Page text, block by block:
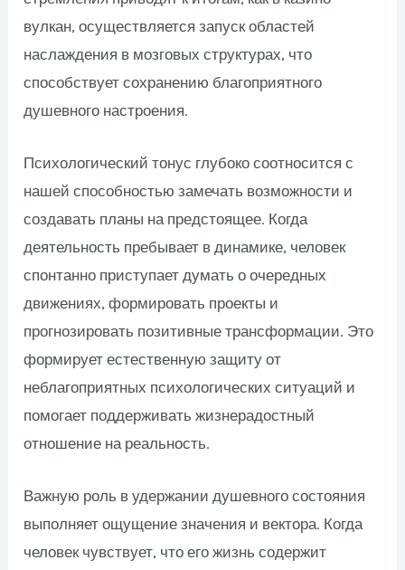
вулкан, осуществляется запуск областей
наслаждения в мозговых структурах, что
способствует сохранению благоприятного
душевного настроения.
Психологический тонус глубоко соотносится с
нашей способностью замечать возможности и
создавать планы на предстоящее. Когда
деятельность пребывает в динамике, человек
спонтанно приступает думать о очередных
движениях, формировать проекты и
прогнозировать позитивные трансформации. Это
формирует естественную защиту от
неблагоприятных психологических ситуаций и
помогает поддерживать жизнерадостный
отношение на реальность.
Важную роль в удержании душевного состояния
выполняет ощущение значения и вектора. Когда
человек чувствует, что его жизнь содержит